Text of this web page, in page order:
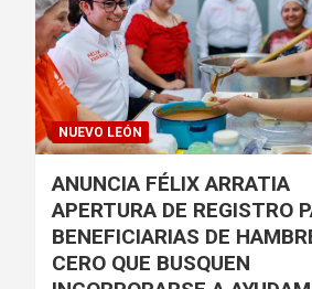
NUEVO LEÓN
ANUNCIA FÉLIX ARRATIA
APERTURA DE REGISTRO
BENEFICIARIAS DE
CERO QUE BUSQUEN